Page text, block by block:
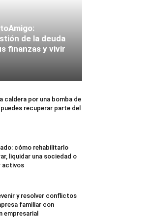
de la deuda
finanzas y vivir
caldera por una bomba de
recuperar parte del
cómo rehabilitarlo
liquidar una sociedad o
activos
y resolver conflictos
familiar con
empresarial